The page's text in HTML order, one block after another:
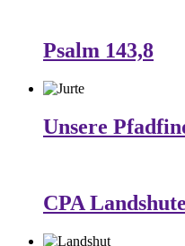
Psalm 143,8
Unsere
CPA